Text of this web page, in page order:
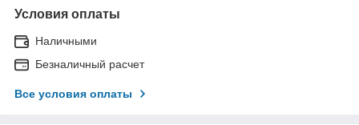
Условия оплаты
Наличными
Безналичный расчет
Все условия оплаты